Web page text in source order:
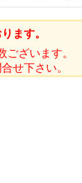
ます。
ざいます。
せ下さい。